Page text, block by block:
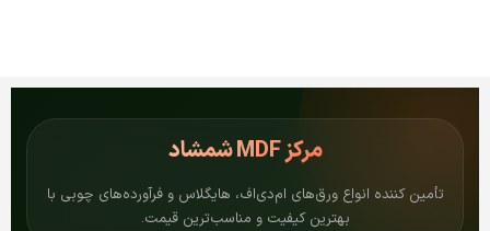
مرکزMDF شمشاد
تأمین کننده انواع ورق‌های ام‌دی‌اف، هایگلاس و فرآورده‌های چوبی با
بهترین کیفیت و مناسب‌ترین قیمت.